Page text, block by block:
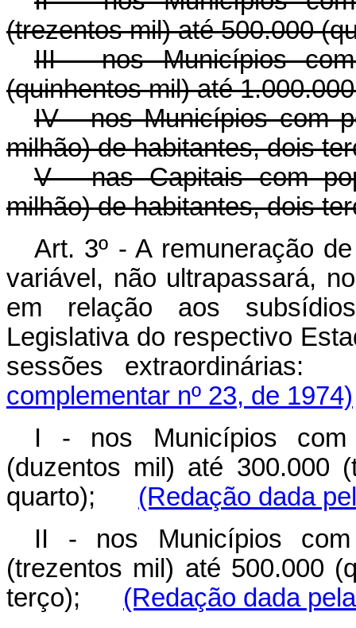
(trezentos mil) até 500.000
III - nos Municípios
(quinhentos mil) até
IV - nos Municípios com
milhão) de habitantes, dois
V - nas Capitais com
milhão) de habitantes, dois
Art. 3º - A remuneração
variável, não ultrapassará,
em relação aos
Legislativa do respectivo
sessões
complementar nº 23, de 1974)
I - nos Municípios com
(duzentos mil) até 300.000
quarto); (Redação dada
II - nos Municípios
(trezentos mil) até 500.000
terço); (Redação dada